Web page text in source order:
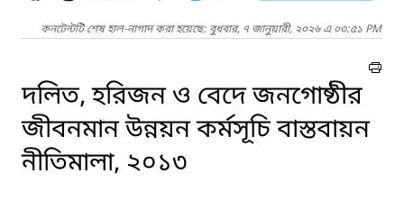
কনটেন্টটি শেষ হাল-নাগাদ করা হয়েছে: বুধবার, ৭ জানুয়ারী, ২০২৬ এ ০৩:৫১ PM
দলিত, হরিজন ও বেদে জনগোষ্ঠীর
জীবনমান উন্নয়ন কর্মসূচি বাস্তবায়ন
নীতিমালা, ২০১৩